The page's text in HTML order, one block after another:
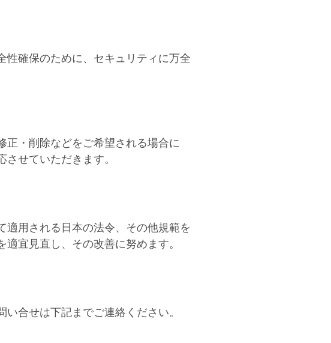
性確保のために、セキュリティに万全
正・削除などをご希望される場合に
せていただきます。
適用される日本の法令、その他規範を
宜見直し、その改善に努めます。
合せは下記までご連絡ください。